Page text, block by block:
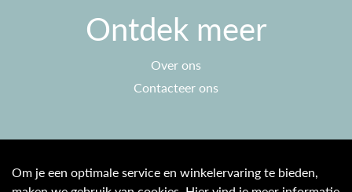
Ontdek meer
Over ons
Contacteer ons
Om je een optimale service en winkelervaring te bieden,